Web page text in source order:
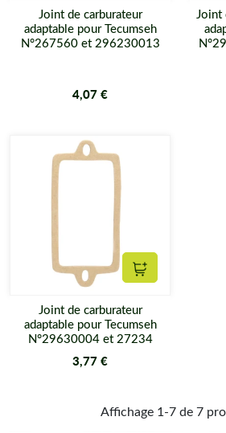
Joint de carburateur
adaptable pour Tecumseh
N°267560 et 296230013
4,07 €
Joint
Ajouter au
Joint de carburateur
adaptable pour Tecumseh
N°29630004 et 27234
3,77 €
Affichage 1-7 de 7